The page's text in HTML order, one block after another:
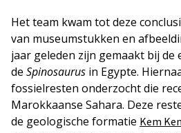
Het team kwam tot deze
van museumstukken en
jaar geleden zijn gemaakt bij
de Spinosaurus in Egypte.
fossielresten onderzocht die
Marokkaanse Sahara. Deze
de geologische formatie Kem